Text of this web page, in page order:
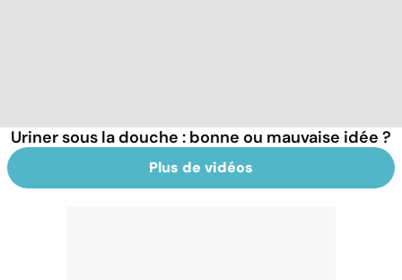
Uriner sous la douche : bonne ou mauvaise idée ?
Plus de vidéos